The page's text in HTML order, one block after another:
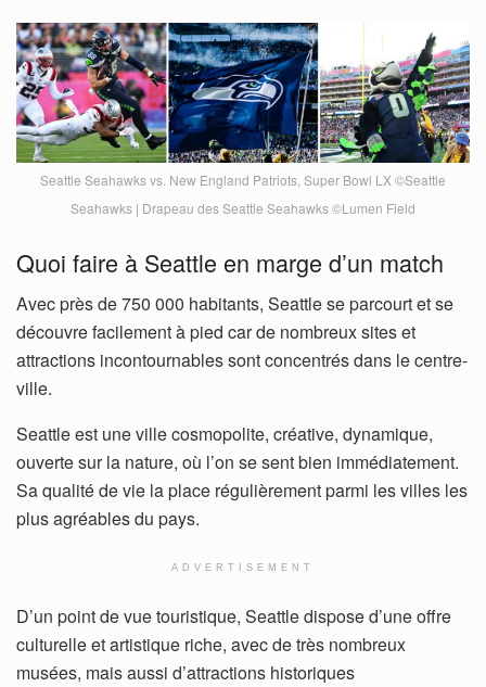
Seattle Seahawks vs. New England Patriots, Super Bowl LX ©Seattle
Seahawks | Drapeau des Seattle Seahawks ©Lumen Field
Quoi faire à Seattle en marge d’un match
Avec près de 750 000 habitants, Seattle se parcourt et se
découvre facilement à pied car de nombreux sites et
attractions incontournables sont concentrés dans le centre-
ville.
Seattle est une ville cosmopolite, créative, dynamique,
ouverte sur la nature, où l’on se sent bien immédiatement.
Sa qualité de vie la place régulièrement parmi les villes les
plus agréables du pays.
ADVERTISEMENT
D’un point de vue touristique, Seattle dispose d’une offre
culturelle et artistique riche, avec de très nombreux
musées, mais aussi d’attractions historiques